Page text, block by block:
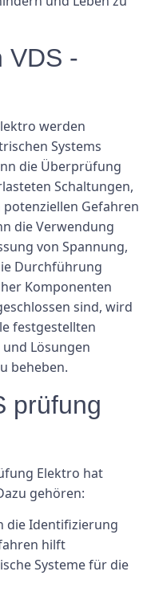
VDS -
werden
Systems
die Überprüfung
Schaltungen,
Gefahren
die Verwendung
von Spannung,
Durchführung
Komponenten
sind, wird
festgestellten
Lösungen
beheben.
prüfung
Elektro hat
gehören:
die Identifizierung
hilft
Systeme für die